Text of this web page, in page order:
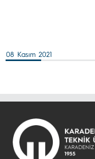
08 Kasım 2021